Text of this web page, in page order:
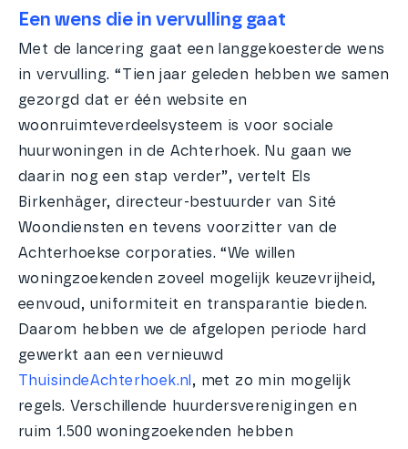
Een wens die in vervulling gaat
Met de lancering gaat een langgekoesterde wens
in vervulling. “Tien jaar geleden hebben we samen
gezorgd dat er één website en
woonruimteverdeelsysteem is voor sociale
huurwoningen in de Achterhoek. Nu gaan we
daarin nog een stap verder”, vertelt Els
Birkenhäger, directeur-bestuurder van Sité
Woondiensten en tevens voorzitter van de
Achterhoekse corporaties. “We willen
woningzoekenden zoveel mogelijk keuzevrijheid,
eenvoud, uniformiteit en transparantie bieden.
Daarom hebben we de afgelopen periode hard
gewerkt aan een vernieuwd
ThuisindeAchterhoek.nl , met zo min mogelijk
regels. Verschillende huurdersverenigingen en
ruim 1.500 woningzoekenden hebben